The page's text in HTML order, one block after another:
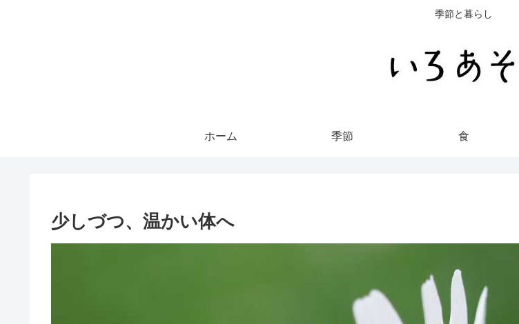
季節と暮らし
ホーム 季節 食
少しづつ、温かい体へ